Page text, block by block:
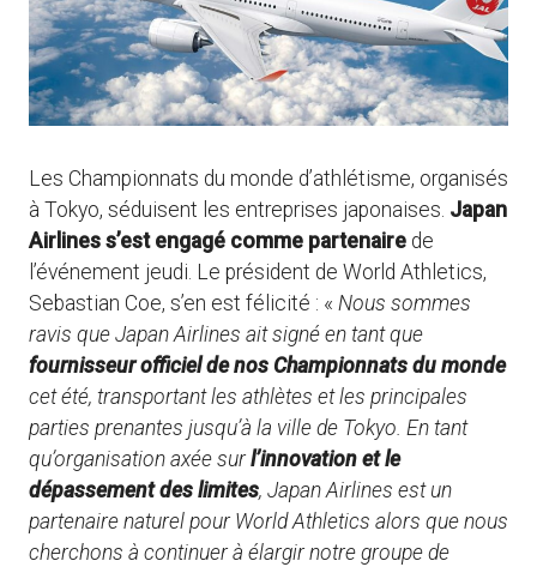
Les Championnats du monde d’athlétisme, organisés
à Tokyo, séduisent les entreprises japonaises. Japan
Airlines s’est engagé comme partenaire de
l’événement jeudi. Le président de World Athletics,
Sebastian Coe, s’en est félicité : « Nous sommes
ravis que Japan Airlines ait signé en tant que
fournisseur officiel de nos Championnats du monde
cet été, transportant les athlètes et les principales
parties prenantes jusqu’à la ville de Tokyo. En tant
qu’organisation axée surl’innovation et le
dépassement des limites, Japan Airlines est un
partenaire naturel pour World Athletics alors que nous
cherchons à continuer à élargir notre groupe de